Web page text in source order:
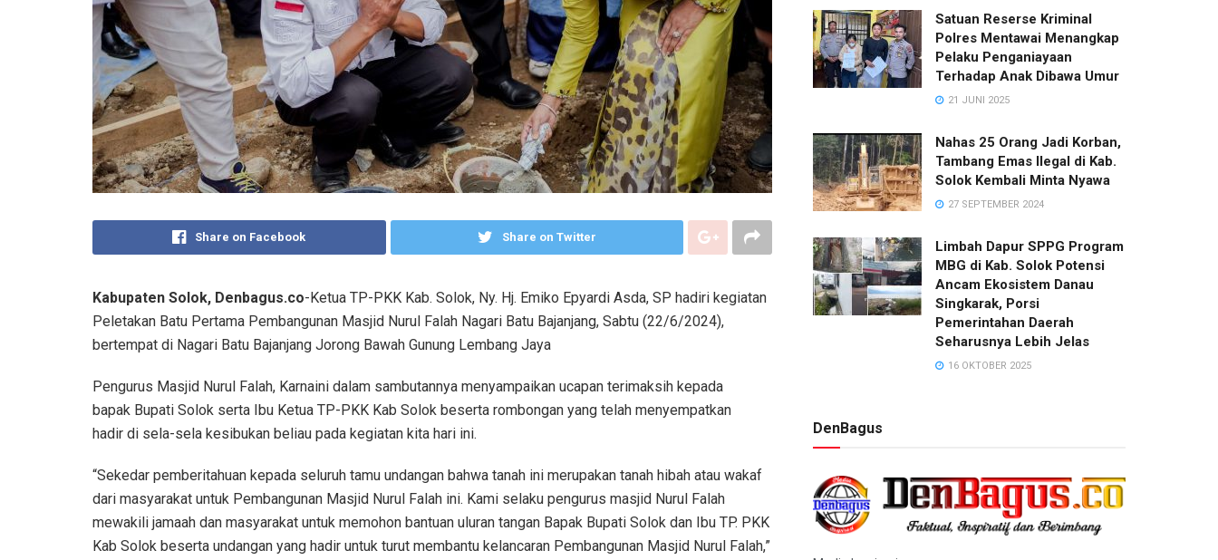
Share on Facebook Share on Twitter
Kabupaten Solok, Denbagus.co-Ketua TP-PKK Kab. Solok, Ny. Hj. Emiko Epyardi Asda, SP hadiri kegiatan
Peletakan Batu Pertama Pembangunan Masjid Nurul Falah Nagari Batu Bajanjang, Sabtu (22/6/2024),
bertempat di Nagari Batu Bajanjang Jorong Bawah Gunung Lembang Jaya
Pengurus Masjid Nurul Falah, Karnaini dalam sambutannya menyampaikan ucapan terimaksih kepada
bapak Bupati Solok serta Ibu Ketua TP-PKK Kab Solok beserta rombongan yang telah menyempatkan
hadir di sela-sela kesibukan beliau pada kegiatan kita hari ini.
“Sekedar pemberitahuan kepada seluruh tamu undangan bahwa tanah ini merupakan tanah hibah atau wakaf
dari masyarakat untuk Pembangunan Masjid Nurul Falah ini. Kami selaku pengurus masjid Nurul Falah
mewakili jamaah dan masyarakat untuk memohon bantuan uluran tangan Bapak Bupati Solok dan Ibu TP. PKK
Kab Solok beserta undangan yang hadir untuk turut membantu kelancaran Pembangunan Masjid Nurul Falah,”
Satuan Reserse Kriminal
Polres Mentawai Menangkap
Pelaku Penganiayaan
Terhadap Anak Dibawa Umur
21 JUNI 2025
Nahas 25 Orang Jadi Korban,
Tambang Emas Ilegal di Kab.
Solok Kembali Minta Nyawa
27 SEPTEMBER 2024
Limbah Dapur SPPG Program
MBG di Kab. Solok Potensi
Ancam Ekosistem Danau
Singkarak, Porsi
Pemerintahan Daerah
Seharusnya Lebih Jelas
16 OKTOBER 2025
DenBagus